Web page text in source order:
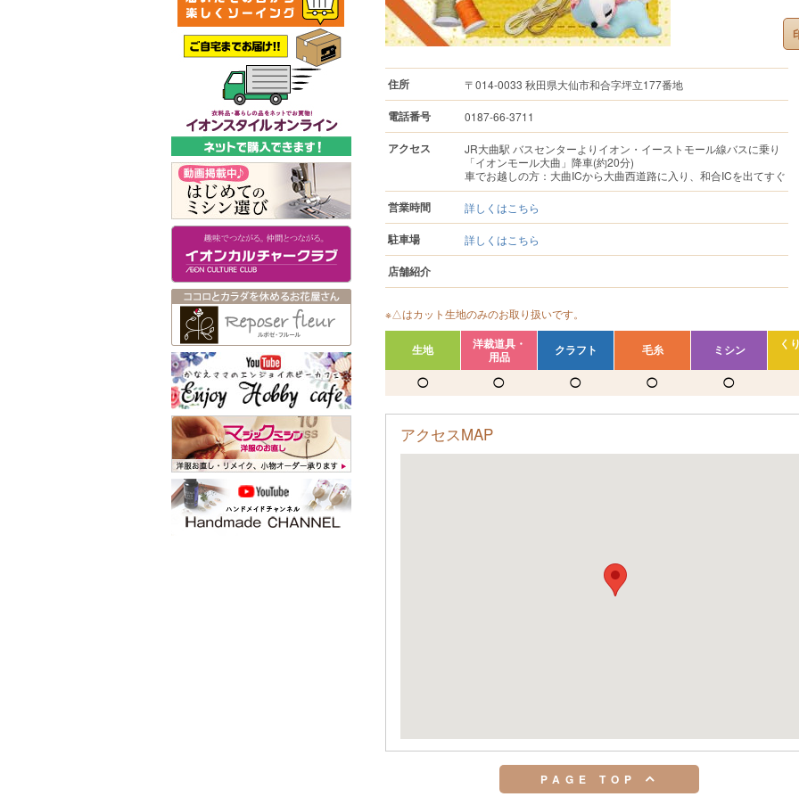
住所 〒014-0033 秋田県大仙市和合字坪立177番地
電話番号 0187-66-3711
アクセス
JR大曲駅 バスセンターよりイオン・イーストモール線バスに乗り
「イオンモール大曲」降車(約20分)
車でお越しの方：大曲ICから大曲西道路に入り、和合ICを出てすぐ
営業時間 詳しくはこちら
駐車場 詳しくはこちら
店舗紹介
※△はカット生地のみのお取り扱いです。
生地
洋裁道具・
用品
クラフト 毛糸 ミシン
く
◯
◯ ◯ ◯ ◯
アクセスMAP
PAGE TOP